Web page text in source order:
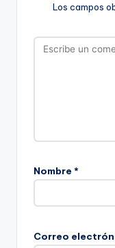
Los campos
Nombre *
Correo